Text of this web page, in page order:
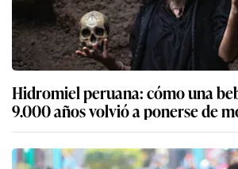
Hidromiel peruana: cómo una
9.000 años volvió a ponerse de